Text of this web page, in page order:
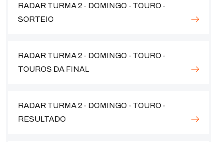
RADAR TURMA 2 - DOMINGO - TOURO -
SORTEIO
RADAR TURMA 2 - DOMINGO - TOURO -
TOUROS DA FINAL
RADAR TURMA 2 - DOMINGO - TOURO -
RESULTADO